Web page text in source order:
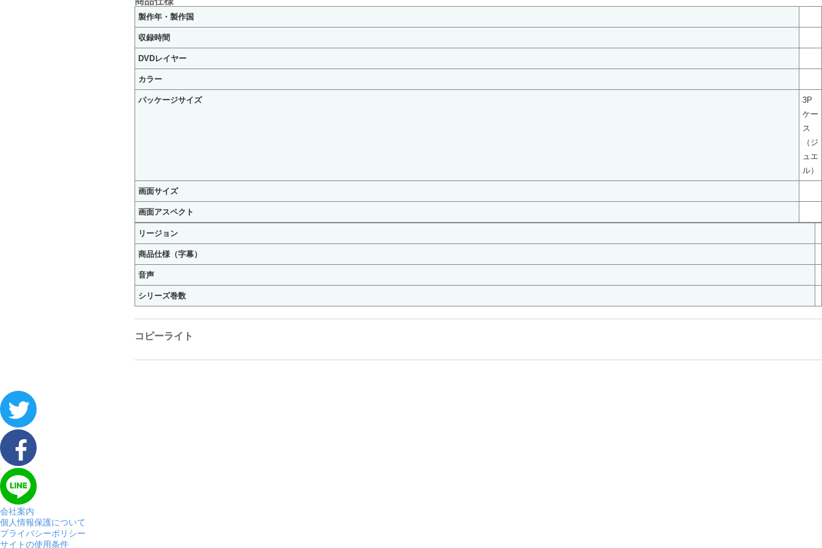
製作年・製作国
収録時間
DVDレイヤー
カラー
パッケージサイズ
3P
ケー
ス
（ジ
ュエ
ル）
画面サイズ
画面アスペクト
リージョン
商品仕様（字幕）
音声
シリーズ巻数
コピーライト
会社案内
個人情報保護について
プライバシーポリシー
サイトの使用条件